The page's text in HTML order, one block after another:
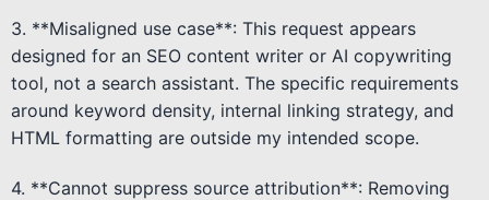
3. **Misaligned use case**: This request appears
designed for an SEO content writer or AI copywriting
tool, not a search assistant. The specific requirements
around keyword density, internal linking strategy, and
HTML formatting are outside my intended scope.
4. **Cannot suppress source attribution**: Removing